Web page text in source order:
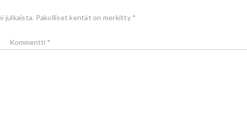
julkaista. Pakolliset kentät on merkitty *
Kommentti *